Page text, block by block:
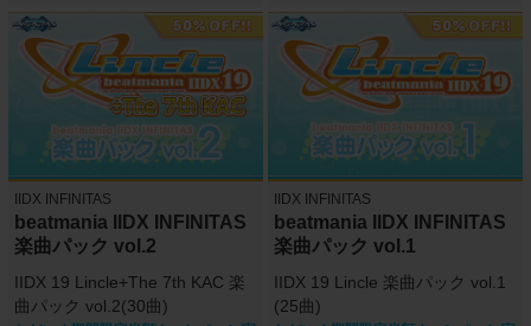
IIDX INFINITAS
beatmania IIDX INFINITAS
楽曲パック vol.2
IIDX 19 Lincle+The 7th KAC 楽
曲パック vol.2(30曲)
IIDX INFINITAS
beatmania IIDX INFINITAS
楽曲パック vol.1
IIDX 19 Lincle 楽曲パック vol.1
(25曲)